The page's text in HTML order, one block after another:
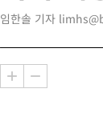
임한솔 기자